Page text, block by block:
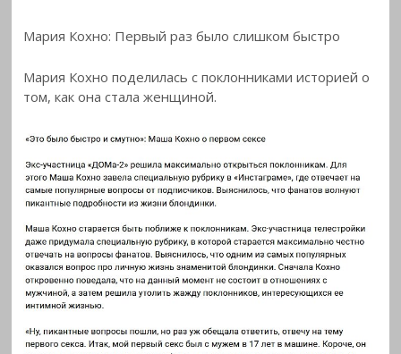
Мария Кохно: Первый раз было слишком быстро
Мария Кохно поделилась с поклонниками историей о
том, как она сталаженщиной.